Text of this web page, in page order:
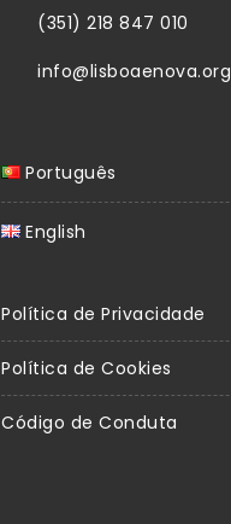
(351) 218 847 010
info@lisboaenova.org
Português
English
Política de Privacidade
Política de Cookies
Código de Conduta